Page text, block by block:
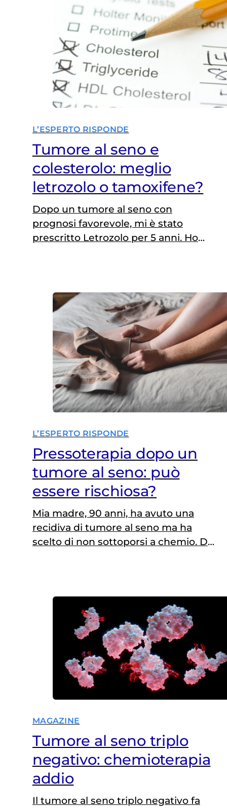
proprio a questo tema che guarda il
premio “Lombardia è…
L’ESPERTO RISPONDE
Tumore al seno e
colesterolo: meglio
letrozolo o tamoxifene?
Dopo un tumore al seno con
prognosi favorevole, mi è stato
prescritto Letrozolo per 5 anni. Ho
grassi nel sangue? B. (domanda
pervenuta tramite il form L’esperto
risponde) Risponde il dottor
Armando Orlandi Oncologo medico
presso la Fondazione Policlinico…
L’ESPERTO RISPONDE
Pressoterapia dopo un
tumore al seno: può
essere rischiosa?
Mia madre, 90 anni, ha avuto una
recidiva di tumore al seno ma ha
scelto di non sottoporsi a chemio. Da
meglio. Può continuare o ci sono
rischi legati alla sua condizione? M.
(domanda pervenuta tramite il…
MAGAZINE
Tumore al seno triplo
negativo: chemioterapia
addio
Il tumore al seno triplo negativo fa